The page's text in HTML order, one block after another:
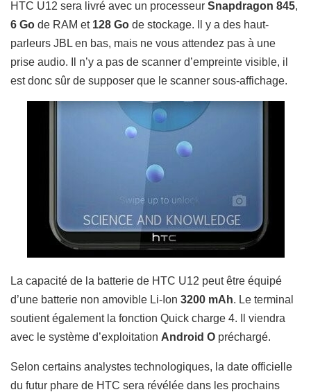
HTC U12 sera livré avec un processeur Snapdragon 845,
6 Go de RAM et 128 Go de stockage.
Il y a des haut-
parleurs JBL en bas, mais ne vous attendez pas à une
prise audio.
Il n’y a pas de scanner d’empreinte visible, il
est donc sûr de supposer que le scanner sous-affichage.
La capacité de la batterie de HTC U12 peut être équipé
d’une batterie non amovible Li-Ion 3200 mAh. Le terminal
soutient également la fonction Quick charge 4. Il viendra
avec le système d’exploitation Android O préchargé.
Selon certains analystes technologiques, la date officielle
du futur phare de HTC sera révélée dans les prochains